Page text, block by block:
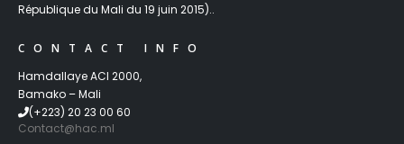
République du Mali du 19 juin 2015)..
CONTACT INFO
Hamdallaye ACI 2000,
Bamako – Mali
(+223) 20 23 00 60
Contact@hac.ml